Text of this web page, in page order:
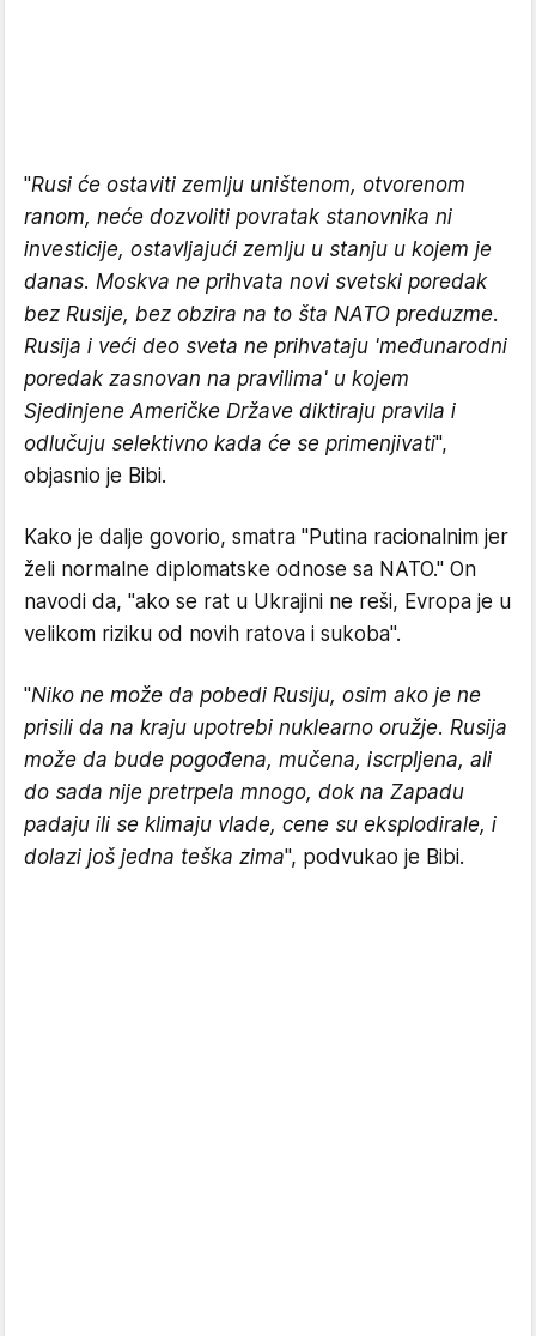
"Rusi će ostaviti zemlju uništenom, otvorenom
ranom, neće dozvoliti povratak stanovnika ni
investicije, ostavljajući zemlju u stanju u kojem je
danas. Moskva ne prihvata novi svetski poredak
bez Rusije, bez obzira na to šta NATO preduzme.
Rusija i veći deo sveta ne prihvataju 'međunarodni
poredak zasnovan na pravilima' u kojem
Sjedinjene Američke Države diktiraju pravila i
odlučuju selektivno kada će se primenjivati",
objasnio je Bibi.
Kako je dalje govorio, smatra "Putina racionalnim jer
želi normalne diplomatske odnose sa NATO." On
navodi da, "ako se rat u Ukrajini ne reši, Evropa je u
velikom riziku od novih ratova i sukoba".
"Niko ne može da pobedi Rusiju, osim ako je ne
prisili da na kraju upotrebi nuklearno oružje. Rusija
može da bude pogođena, mučena, iscrpljena, ali
do sada nije pretrpela mnogo, dok na Zapadu
padaju ili se klimaju vlade, cene su eksplodirale, i
dolazi još jedna teška zima", podvukao je Bibi.